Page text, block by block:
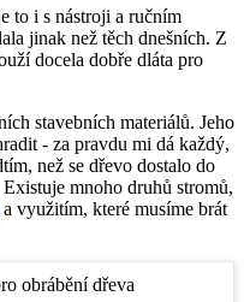
to i s nástroji a ručním
jinak než těch dnešních. Z
docela dobře dláta pro
stavebních materiálů. Jeho
- za pravdu mi dá každý,
než se dřevo dostalo do
mnoho druhů stromů,
a využitím, které musíme brát